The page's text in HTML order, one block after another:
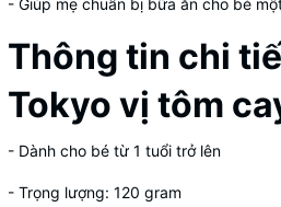
- Giúp mẹ chuẩn bị bữa ăn cho bé
Thông tin chi
Tokyo vị tôm
- Dành cho bé từ 1 tuổi trở lên
- Trọng lượng: 120 gram